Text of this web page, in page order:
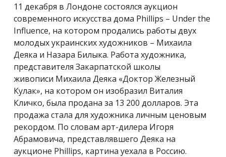
11 декабря в Лондоне состоялся аукцион
современного искусства дома Phillips – Under the
Influence, на котором продались работы двух
молодых украинских художников – Михаила
Деяка и Назара Билыка. Работа художника,
представителя Закарпатской школы
живописи Михаила Деяка «Доктор Железный
Кулак», на котором он изобразил Виталия
Кличко, была продана за 13 200 долларов. Эта
продажа стала для художника личным ценовым
рекордом. По словам арт-дилера Игоря
Абрамовича, представлявшего Деяка на
аукционе Phillips, картина уехала в Россию.